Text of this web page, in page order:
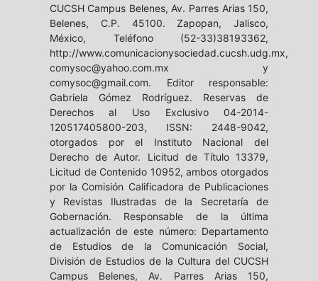
CUCSH Campus Belenes, Av. Parres Arias 150,
Belenes, C.P. 45100. Zapopan, Jalisco,
México, Teléfono (52-33)38193362,
http://www.comunicacionysociedad.cucsh.udg.mx,
comysoc@yahoo.com.mx y
comysoc@gmail.com. Editor responsable:
Gabriela Gómez Rodríguez. Reservas de
Derechos al Uso Exclusivo 04-2014-
120517405800-203, ISSN: 2448-9042,
otorgados por el Instituto Nacional del
Derecho de Autor. Licitud de Título 13379,
Licitud de Contenido 10952, ambos otorgados
por la Comisión Calificadora de Publicaciones
y Revistas Ilustradas de la Secretaría de
Gobernación. Responsable de la última
actualización de este número: Departamento
de Estudios de la Comunicación Social,
División de Estudios de la Cultura del CUCSH
Campus Belenes, Av. Parres Arias 150,